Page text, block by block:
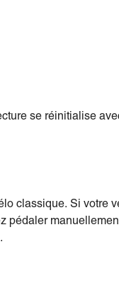
se réinitialise
classique. Si votre
pédaler